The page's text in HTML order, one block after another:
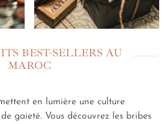
BEST-SELLERS AU
MAROC
en lumière une culture
gaieté. Vous découvrez les bribes